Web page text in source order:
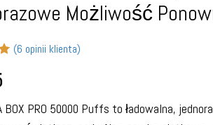
Możliwość
(6 opinii klienta)
BOX PRO 50000 Puffs to ładowalna,